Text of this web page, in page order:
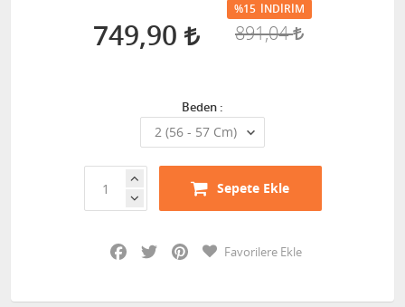
749,90
%15 İNDIRIM
891,04
Beden :
Sepete Ekle
Facebook
Twitter PinterestFavorilere Ekle